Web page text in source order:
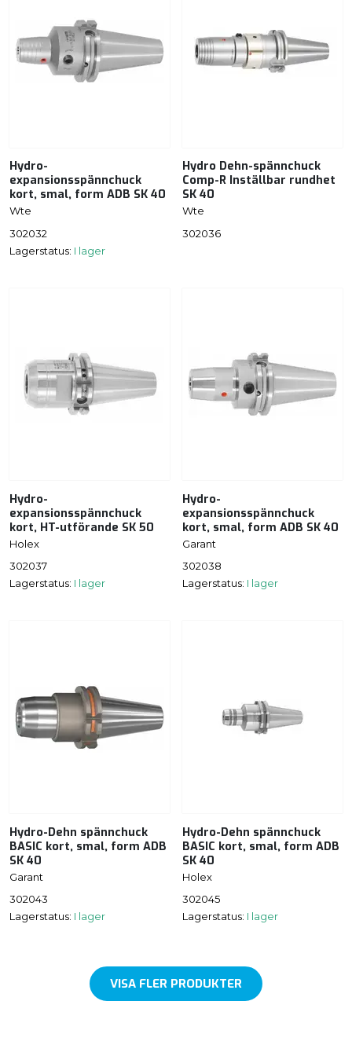
Hydro-
expansionsspännchuck
kort, smal, form ADB SK 40
Wte
302032
Lagerstatus: I lager
Hydro Dehn-spännchuck
Comp-R Inställbar rundhet
SK 40
Wte
302036
Hydro-
expansionsspännchuck
kort, HT-utförande SK 50
Holex
302037
Lagerstatus: I lager
Hydro-
expansionsspännchuck
kort, smal, form ADB SK 40
Garant
302038
Lagerstatus: I lager
Hydro-Dehn spännchuck
BASIC kort, smal, form ADB
SK 40
Garant
302043
Lagerstatus: I lager
Hydro-Dehn spännchuck
BASIC kort, smal, form ADB
SK 40
Holex
302045
Lagerstatus: I lager
VISA FLER PRODUKTER